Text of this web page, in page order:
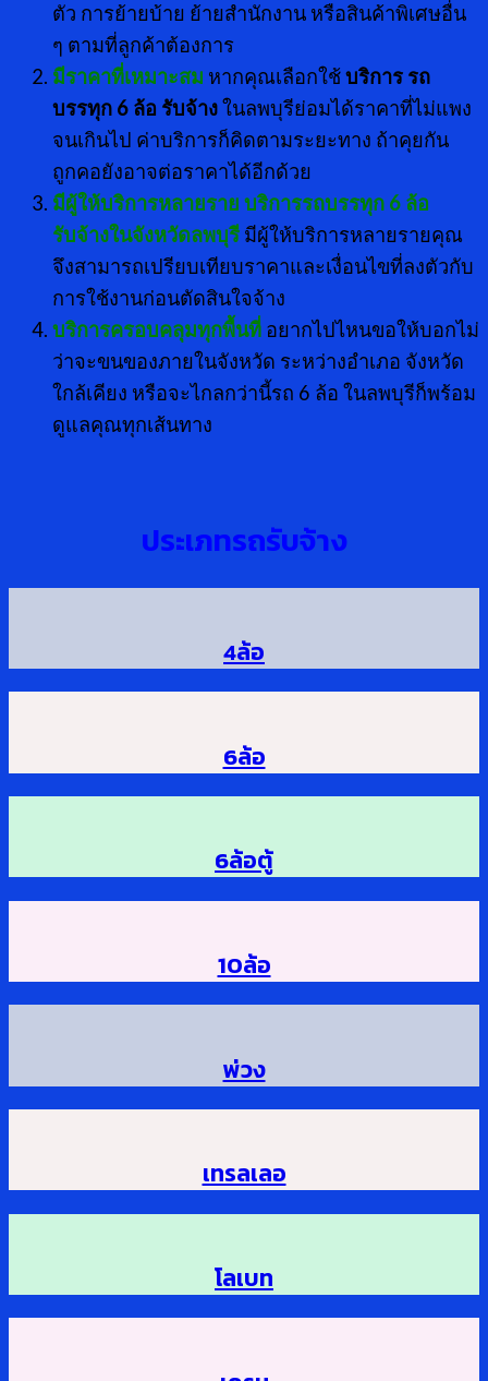
ตัว การย้ายบ้าย ย้ายสำนักงาน หรือสินค้าพิเศษอื่น
ๆ ตามที่ลูกค้าต้องการ
มีราคาที่เหมาะสม หากคุณเลือกใช้บริการ รถ
บรรทุก 6 ล้อ รับจ้างในลพบุรีย่อมได้ราคาที่ไม่แพง
จนเกินไป ค่าบริการก็คิดตามระยะทาง ถ้าคุยกัน
ถูกคอยังอาจต่อราคาได้อีกด้วย
มีผู้ให้บริการหลายราย บริการรถบรรทุก 6 ล้อ
รับจ้างในจังหวัดลพบุรี มีผู้ให้บริการหลายรายคุณ
จึงสามารถเปรียบเทียบราคาและเงื่อนไขที่ลงตัวกับ
การใช้งานก่อนตัดสินใจจ้าง
บริการครอบคลุมทุกพื้นที่ อยากไปไหนขอให้บอกไม่
ว่าจะขนของภายในจังหวัด ระหว่างอำเภอ จังหวัด
ใกล้เคียง หรือจะไกลกว่านี้รถ 6 ล้อ ในลพบุรีก็พร้อม
ดูแลคุณทุกเส้นทาง
ประเภทรถรับจ้าง
4ล้อ
6ล้อ
6ล้อตู้
10ล้อ
พ่วง
เทรลเลอ
โลเบท